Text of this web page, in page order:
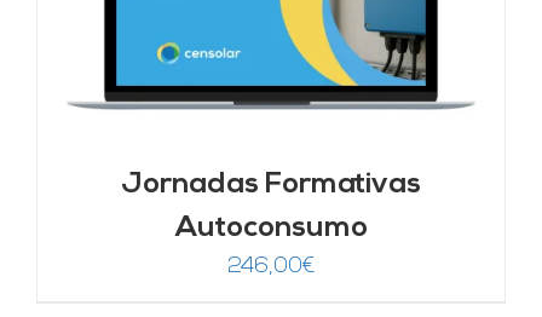
Jornadas Formativas
Autoconsumo
246,00€